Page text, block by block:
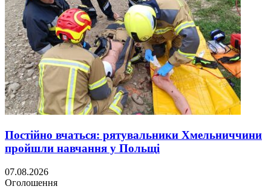
Постійно вчаться: рятувальники Хмельниччини
пройшли навчання у Польщі
07.08.2026
Оголошення